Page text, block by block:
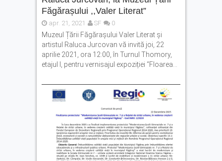
Făgărașului ,,Valer Literat”
apr. 21, 2021 SF 0
Muzeul Țării Făgărașului Valer Literat și
artistul Raluca Jurcovan vă invită joi, 22
aprilie 2021, ora 12:00, în Turnul Thomory,
etajul I, pentru vernisajul expoziției “Floarea...